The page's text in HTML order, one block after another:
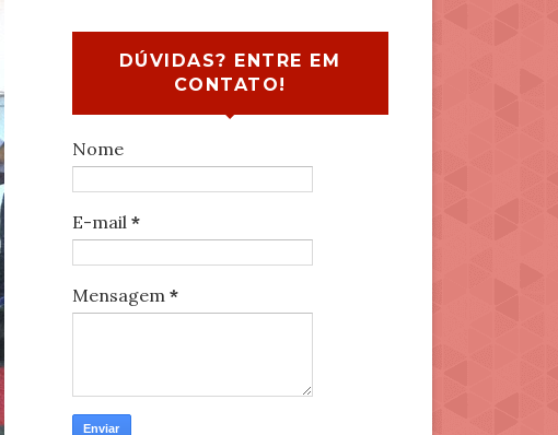
DÚVIDAS? ENTRE EM
CONTATO!
Nome
E-mail *
Mensagem *